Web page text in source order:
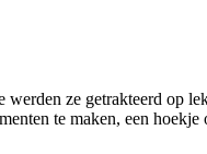
ze getrakteerd op
te maken, een